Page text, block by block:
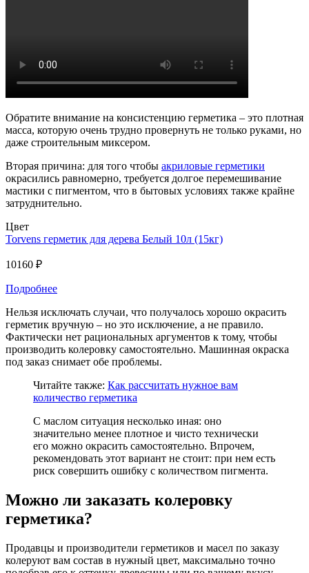
Обратите внимание на консистенцию герметика – это плотная
масса, которую очень трудно провернуть не только руками, но
даже строительным миксером.
Вторая причина: для того чтобы акриловые герметики
окрасились равномерно, требуется долгое перемешивание
мастики с пигментом, что в бытовых условиях также крайне
затруднительно.
Цвет
Torvens герметик для дерева Белый 10л (15кг)
10160 ₽
Подробнее
Нельзя исключать случаи, что получалось хорошо окрасить
герметик вручную – но это исключение, а не правило.
Фактически нет рациональных аргументов к тому, чтобы
производить колеровку самостоятельно. Машинная окраска
под заказ снимает обе проблемы.
Читайте также: Как рассчитать нужное вам
количество герметика
С маслом ситуация несколько иная: оно
значительно менее плотное и чисто технически
его можно окрасить самостоятельно. Впрочем,
рекомендовать этот вариант не стоит: при нем есть
риск совершить ошибку с количеством пигмента.
Можно ли заказать колеровку
герметика?
Продавцы и производители герметиков и масел по заказу
колеруют вам состав в нужный цвет, максимально точно